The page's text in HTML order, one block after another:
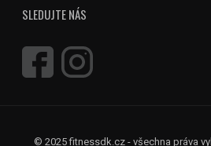
SLEDUJTE NÁS
© 2025 fitnessdk.cz - všechna práva